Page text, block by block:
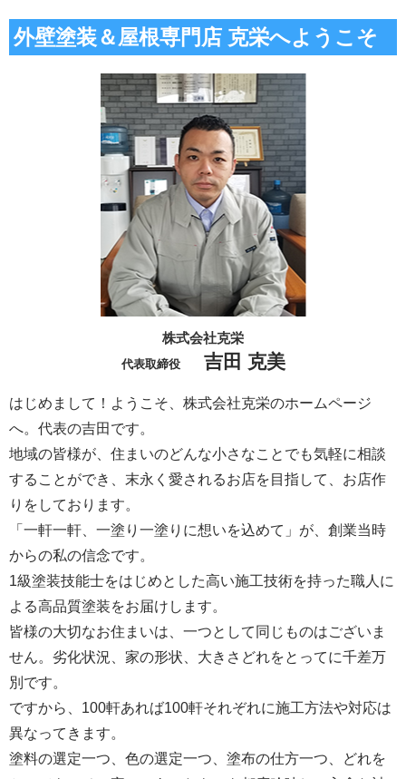
外壁塗装＆屋根専門店 克栄へようこそ
株式会社克栄
代表取締役 吉田 克美
はじめまして！ようこそ、株式会社克栄のホームページ
へ。代表の吉田です。
地域の皆様が、住まいのどんな小さなことでも気軽に相談
することができ、末永く愛されるお店を目指して、お店作
りをしております。
「一軒一軒、一塗り一塗りに想いを込めて」が、創業当時
からの私の信念です。
1級塗装技能士をはじめとした高い施工技術を持った職人に
よる高品質塗装をお届けします。
皆様の大切なお住まいは、一つとして同じものはございま
せん。劣化状況、家の形状、大きさどれをとってに千差万
別です。
ですから、100軒あれば100軒それぞれに施工方法や対応は
異なってきます。
塗料の選定一つ、色の選定一つ、塗布の仕方一つ、どれを